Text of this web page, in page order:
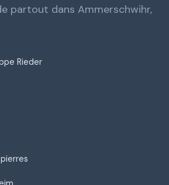
partout dans Ammerschwihr,
Rieder